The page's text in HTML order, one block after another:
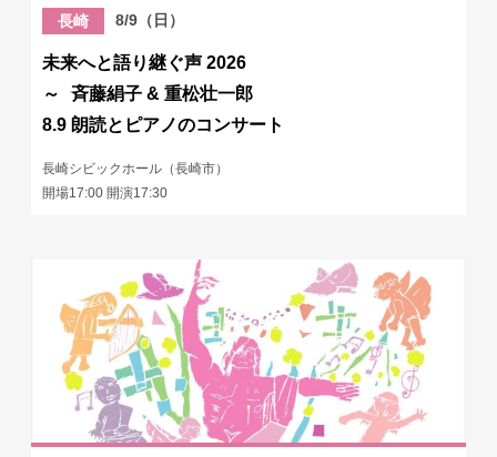
長崎 8/9（日）
未来へと語り継ぐ声 2026
～ 斉藤絹子 & 重松壮一郎
8.9 朗読とピアノのコンサート
長崎シビックホール（長崎市）
開場17:00 開演17:30